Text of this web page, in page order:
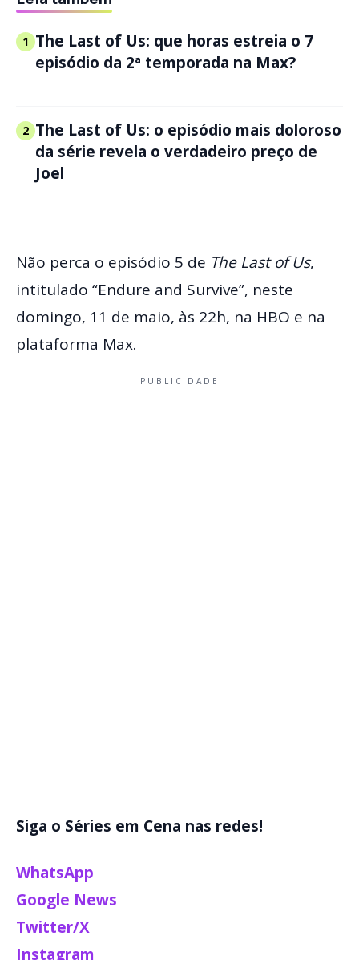
1 The Last of Us: que horas estreia o 7
episódio da 2ª temporada na Max?
2 The Last of Us: o episódio mais doloroso
da série revela o verdadeiro preço de
Joel
Não perca o episódio 5 de The Last of Us,
intitulado “Endure and Survive”, neste
domingo, 11 de maio, às 22h, na HBO e na
plataforma Max.
PUBLICIDADE
Siga o Séries em Cena nas redes!
WhatsApp
Google News
Twitter/X
Instagram